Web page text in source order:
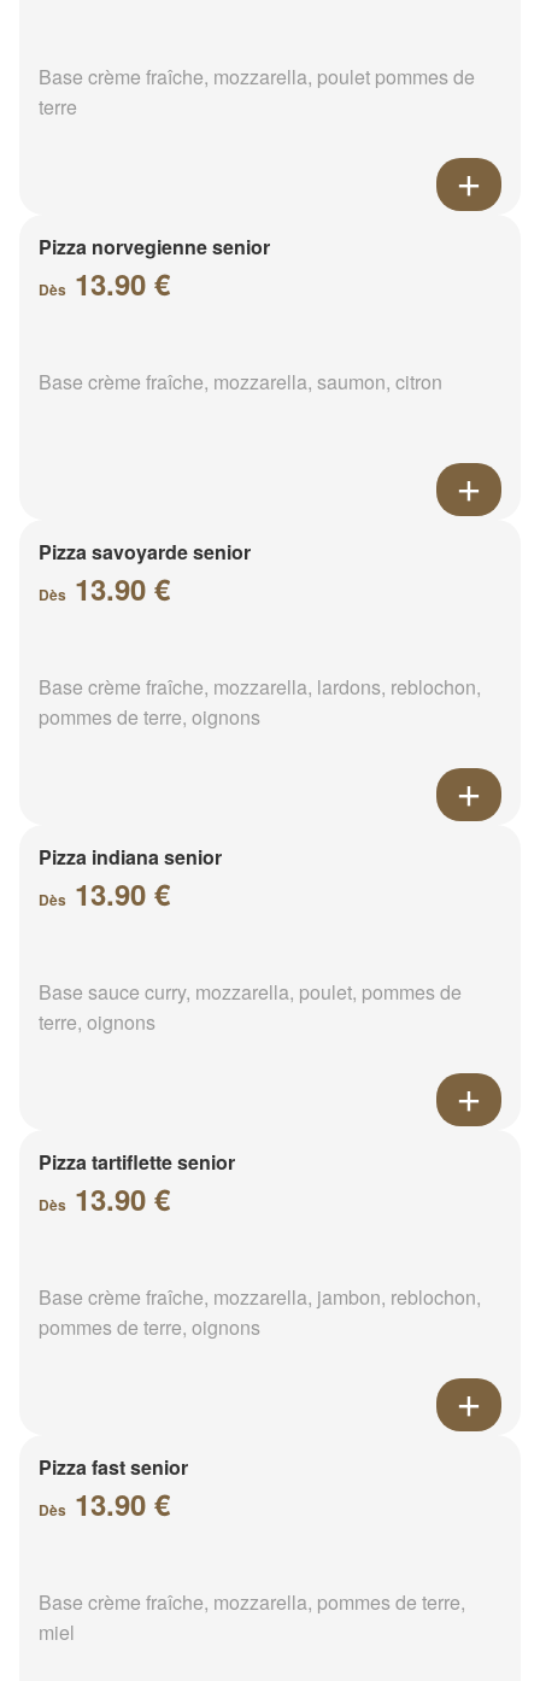
Base crème fraîche, mozzarella, poulet pommes de
terre
Pizza norvegienne senior
Dès 13.90 €
Base crème fraîche, mozzarella, saumon, citron
Pizza savoyarde senior
Dès 13.90 €
Base crème fraîche, mozzarella, lardons, reblochon,
pommes de terre, oignons
Pizza indiana senior
Dès 13.90 €
Base sauce curry, mozzarella, poulet, pommes de
terre, oignons
Pizza tartiflette senior
Dès 13.90 €
Base crème fraîche, mozzarella, jambon, reblochon,
pommes de terre, oignons
Pizza fast senior
Dès 13.90 €
Base crème fraîche, mozzarella, pommes de terre,
miel